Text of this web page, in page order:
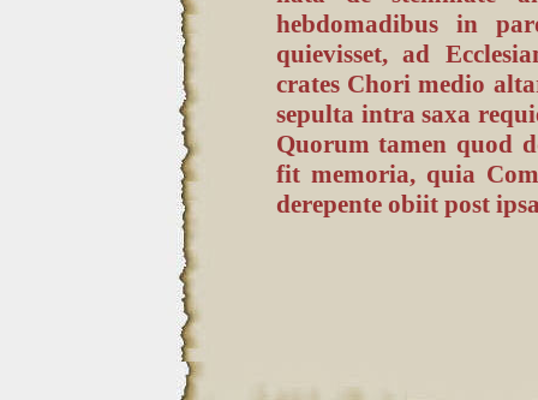
hebdomadibus in
quievisset, ad
crates Chori medio
sepulta intra saxa
Quorum tamen quod
fit memoria, quia
derepente obiit post